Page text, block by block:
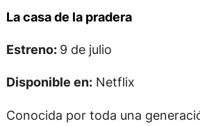
La casa de la pradera
Estreno: 9 de julio
Disponible en:Netflix
Conocida por toda una